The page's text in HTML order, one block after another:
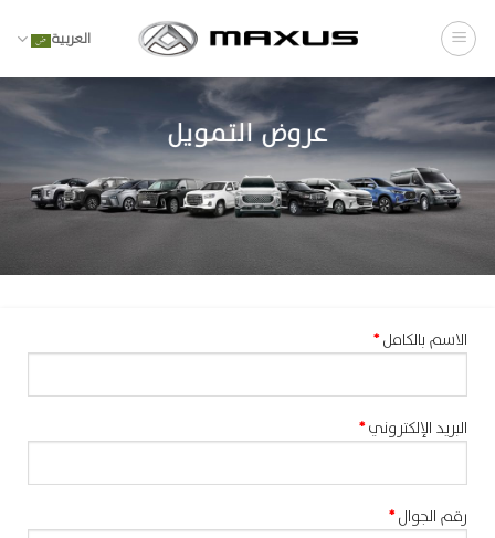
للمحتوى
العربية
عروض التمويل
الاسم بالكامل*
البريد الإلكتروني*
رقم الجوال*